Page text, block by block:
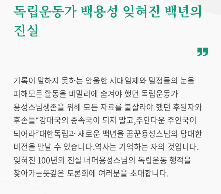
독립운동가 백용성 잊혀진 백년의
진실
기록이 말하지 못하는 암울한 시대일제와 밀정들의 눈을
피해모든 활동을 비밀리에 숨겨야 했던 독립운동가
용성스님생존을 위해 모든 자료를 불살라야 했던 후원자와
후손들“강대국의 종속국이 되지 말고,주인다운 주인국이
되어라”대한독립과 새로운 백년을 꿈꾼용성스님의 담대한
비전을 만날 수 있습니다.역사는 기억하는 자의 것입니다.
잊혀진 100년의 진실 너머용성스님의 독립운동 행적을
찾아가는뜻깊은 토론회에 여러분을 초대합니다.